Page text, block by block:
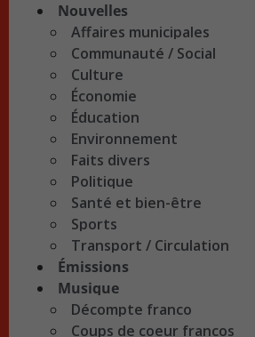
Nouvelles
Affaires municipales
Communauté / Social
Culture
Économie
Éducation
Environnement
Faits divers
Politique
Santé et bien-être
Sports
Transport / Circulation
Émissions
Musique
Décompte franco
Coups de coeur francos